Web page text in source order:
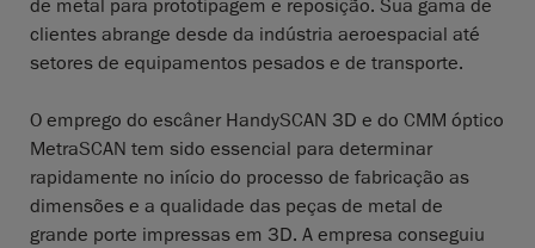
de metal para prototipagem e reposição. Sua gama de
clientes abrange desde da indústria aeroespacial até
setores de equipamentos pesados e de transporte.
O emprego do escâner HandySCAN 3D e do CMM óptico
MetraSCAN tem sido essencial para determinar
rapidamente no início do processo de fabricação as
dimensões e a qualidade das peças de metal de
grande porte impressas em 3D. A empresa conseguiu